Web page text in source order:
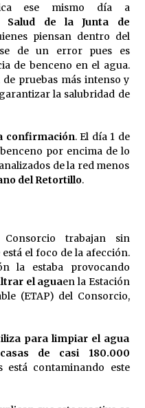
ese mismo día a
Salud de la Junta de
piensan dentro del
de un error pues es
de benceno en el agua.
pruebas más intenso y
la salubridad de
confirmación. El día 1 de
por encima de lo
de la red menos
del Retortillo.
trabajan sin
el foco de la afección.
la estaba provocando
el aguaen la Estación
(ETAP) del Consorcio,
para limpiar el agua
de casi 180.000
está contaminando este